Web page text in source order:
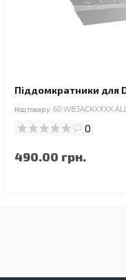
Піддомкратники для
Код товару:
0
490.00 грн.